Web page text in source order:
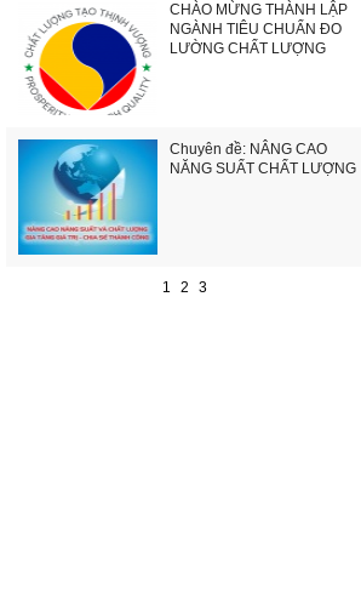
CHÀO MỪNG THÀNH LẬP
NGÀNH TIÊU CHUẨN ĐO
LƯỜNG CHẤT LƯỢNG
Chuyên đề: NÂNG CAO
NĂNG SUẤT CHẤT LƯỢNG
1 2 3